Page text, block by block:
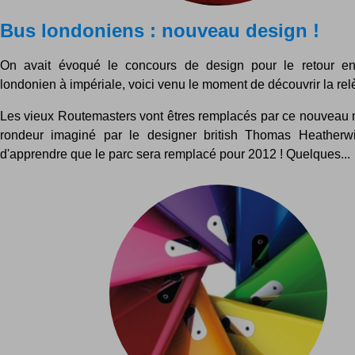
Bus londoniens : nouveau design !
On avait évoqué le concours de design pour le retour
londonien à impériale, voici venu le moment de découvrir la
Les vieux Routemasters vont êtres remplacés par ce nouveau
rondeur imaginé par le designer british Thomas
d'apprendre que le parc sera remplacé pour 2012 ! Quelques...